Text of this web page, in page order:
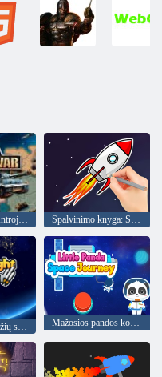
„Call of War“: Antrojo pasaulinio karo Spalvinimo knyga: Skraidanti raketa
Kosminių skrydžių simuliatorius Mažosios pandos kosminė kelionė